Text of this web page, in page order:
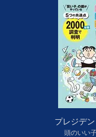
プレジデ
頭のいい